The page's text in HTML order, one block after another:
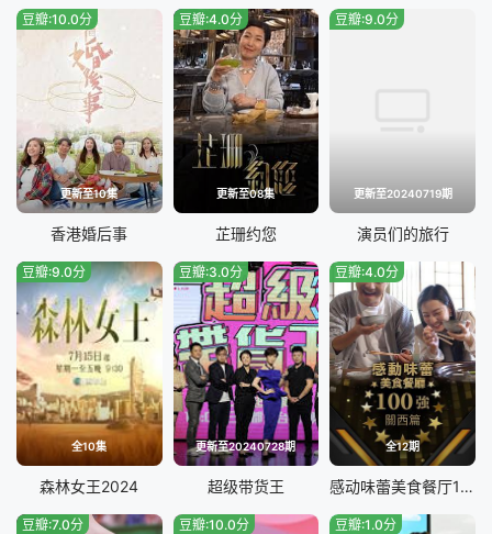
20250531
20250607
20250621
20250705
20250719 20250802
20250809 20250816
20250823 20250830
20250906 20250913
20250920 20250927
20251004 20251011
更新至10集
豆瓣:10.0分
香港婚后事
更新至08集
豆瓣:4.0分
芷珊约您
更新至20240719期
豆瓣:9.0分
演员们的旅行
全10集
豆瓣:9.0分
森林女王2024
更新至20240728期
豆瓣:3.0分
超级带货王
全12期
豆瓣:4.0分
感动味蕾美食餐厅100强-关西篇
豆瓣:7.0分 豆瓣:10.0分 豆瓣:1.0分